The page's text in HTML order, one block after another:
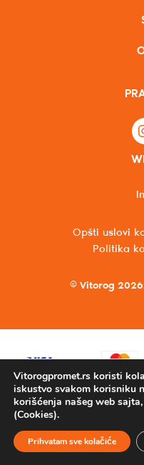
© Vitorog
Opšti uslovi
Politika
Vitorogpromet.rs koristi
iskustvo svakom korisniku
korišćenja našeg web
(Cookies).
Prihvatam sve kolačiće